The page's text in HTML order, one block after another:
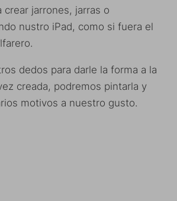
crear jarrones, jarras o
nustro iPad, como si fuera el
dedos para darle la forma a la
creada, podremos pintarla y
motivos a nuestro gusto.